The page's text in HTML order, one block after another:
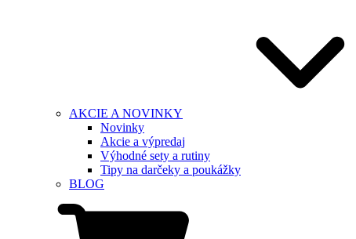
AKCIE A NOVINKY
Novinky
Akcie a výpredaj
Výhodné sety a rutiny
Tipy na darčeky a poukážky
BLOG